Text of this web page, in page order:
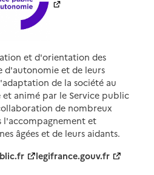
et d'orientation des
d'autonomie et de leurs
de la société au
animé par le Service public
de nombreux
l'accompagnement et
âgées et de leurs aidants.
legifrance.gouv.fr